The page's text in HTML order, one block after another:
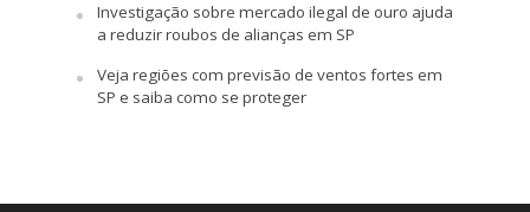
Investigação sobre mercado ilegal de ouro ajuda
a reduzir roubos de alianças em SP
Veja regiões com previsão de ventos fortes em
SP e saiba como se proteger